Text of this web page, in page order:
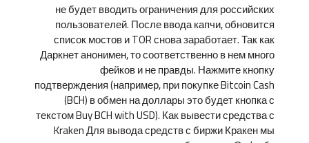
не будет вводить ограничения для российских
пользователей. После ввода капчи, обновится
список мостов и TOR снова заработает. Так как
Даркнет анонимен, то соответственно в нем много
фейков и не правды. Нажмите кнопку
подтверждения (например, при покупке Bitcoin Cash
(BCH) в обмен на доллары это будет кнопка с
текстом Buy BCH with USD). Как вывести средства с
Kraken Для вывода средств с биржи Кракен мы